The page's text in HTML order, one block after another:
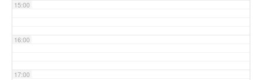
15:00
16:00
17:00